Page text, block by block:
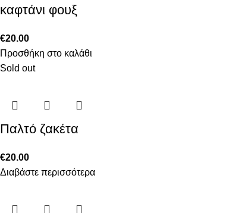
καφτάνι φουξ
€20.00
Προσθήκη στο καλάθι
Sold out
Παλτό ζακέτα
€20.00
Διαβάστε περισσότερα